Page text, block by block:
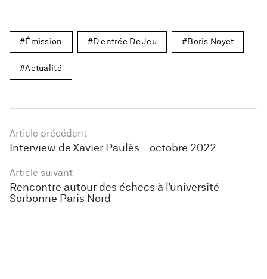
Émission D'entrée De Jeu Boris Noyet
Actualité
Article précédent
Interview de Xavier Paulès - octobre 2022
Article suivant
Rencontre autour des échecs à l’université
Sorbonne Paris Nord